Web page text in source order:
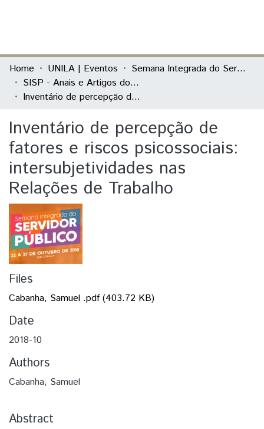
Communities & Collections
All of DSpace
Home UNILA | Eventos
Semana Integrada do Servidor Público (SISP)
SISP - Anais e Artigos do evento
Inventário de percepção de fatores e riscos psicossociais: intersubjetividades nas Relações de Trabalho
Inventário de percepção de
fatores e riscos psicossociais:
intersubjetividades nas
Relações de Trabalho
Files
Cabanha, Samuel .pdf(403.72 KB)
Date
2018-10
Authors
Cabanha, Samuel
Abstract